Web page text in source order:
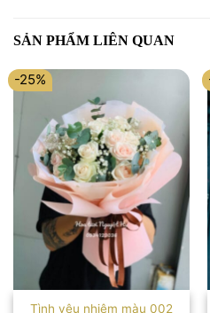
SẢN PHẨM LIÊN QUAN
-25%
Tình yêu nhiệm màu 002